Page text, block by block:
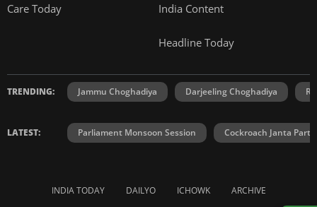
Care Today India Content
Headline Today
TRENDING: Jammu Choghadiya Darjeeling Choghadiya
LATEST: Parliament Monsoon Session Cockroach Janta
INDIA TODAY DAILYO ICHOWK ARCHIVE